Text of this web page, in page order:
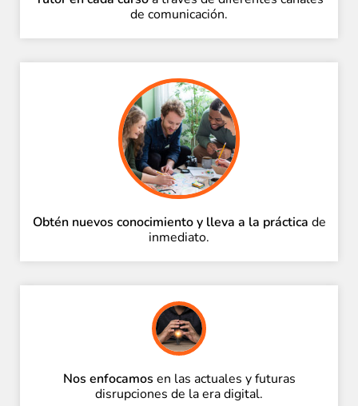
de comunicación.
Obtén nuevos conocimiento y lleva a la práctica de
inmediato.
Nos enfocamos en las actuales y futuras
disrupciones de la era digital.